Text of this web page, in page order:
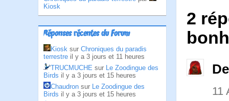
Kiosk
Réponses récentes du Forum
Kiosk sur Chroniques du paradis
terrestre il y a 3 jours et 11 heures
TRUCMUCHE sur Le Zoodingue des
Birds il y a 3 jours et 15 heures
Chaudron sur Le Zoodingue des
Birds il y a 3 jours et 15 heures
2
11